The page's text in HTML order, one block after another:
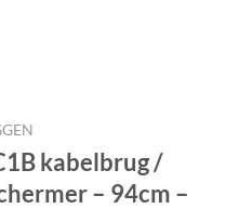
kabelbrug /
– 94cm –